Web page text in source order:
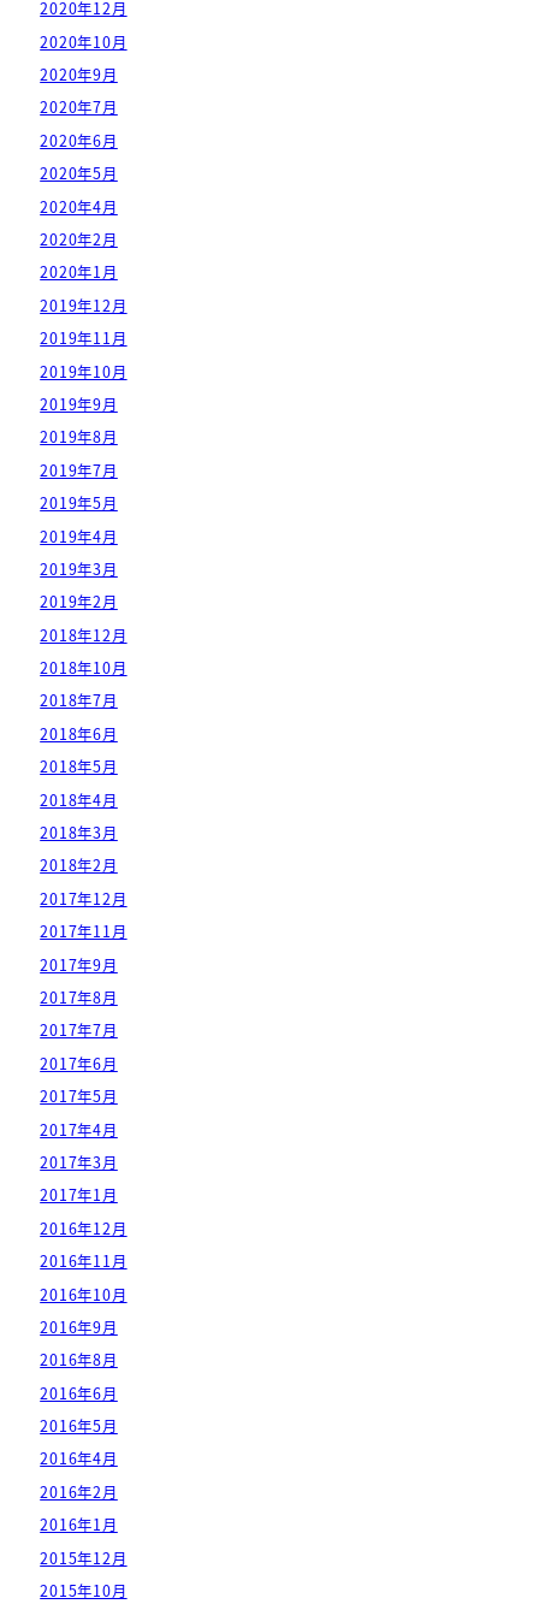
2020年12月
2020年10月
2020年9月
2020年7月
2020年6月
2020年5月
2020年4月
2020年2月
2020年1月
2019年12月
2019年11月
2019年10月
2019年9月
2019年8月
2019年7月
2019年5月
2019年4月
2019年3月
2019年2月
2018年12月
2018年10月
2018年7月
2018年6月
2018年5月
2018年4月
2018年3月
2018年2月
2017年12月
2017年11月
2017年9月
2017年8月
2017年7月
2017年6月
2017年5月
2017年4月
2017年3月
2017年1月
2016年12月
2016年11月
2016年10月
2016年9月
2016年8月
2016年6月
2016年5月
2016年4月
2016年2月
2016年1月
2015年12月
2015年10月